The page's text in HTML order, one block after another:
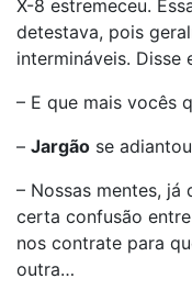
X-8 estremeceu.
detestava, pois
intermináveis. Disse
– E que mais vocês
– Jargão se
– Nossas mentes,
certa confusão
nos contrate para
outra…